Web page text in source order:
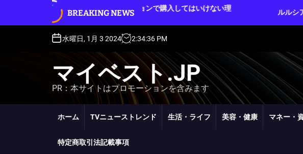
i
t
BREAKING NEWS
ルルシアをオークションで購入してはいけない理
ルルシアは2つのタイプ
水曜日, 1月 3 2024 2:34:37 PM
マイベスト.JP
PR：本サイトはプロモーションを含みます
ホーム TVニューストレンド 生活・ライフ 美容・健康 マネー・
特定商取引法記載事項